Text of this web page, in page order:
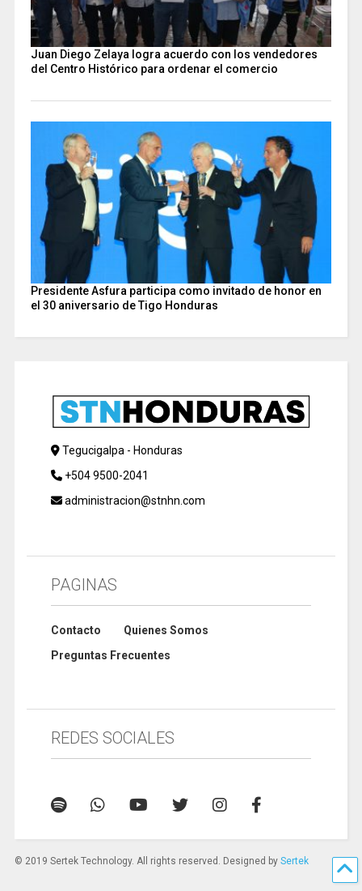
Juan Diego Zelaya logra acuerdo con los vendedores
del Centro Histórico para ordenar el comercio
Presidente Asfura participa como invitado de honor en
el 30 aniversario de Tigo Honduras
Tegucigalpa - Honduras
+504 9500-2041
administracion@stnhn.com
PAGINAS
Contacto
Quienes Somos
Preguntas Frecuentes
REDES SOCIALES
© 2019 Sertek Technology. All rights reserved. Designed by Sertek